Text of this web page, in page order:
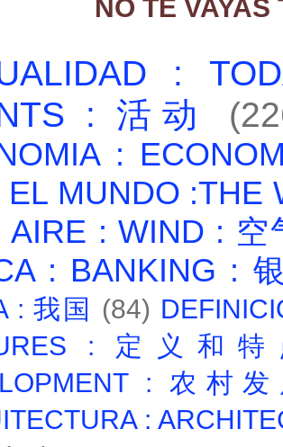
NO TE
:
: 活动
:
EL MUNDO :THE
AIRE : WIND : 空
: BANKING :
: 我国 (84)
: 定义和
: 农村
: